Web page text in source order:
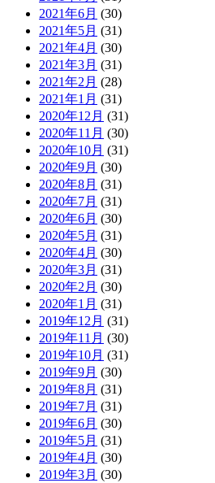
2021年6月 (30)
2021年5月 (31)
2021年4月 (30)
2021年3月 (31)
2021年2月 (28)
2021年1月 (31)
2020年12月 (31)
2020年11月 (30)
2020年10月 (31)
2020年9月 (30)
2020年8月 (31)
2020年7月 (31)
2020年6月 (30)
2020年5月 (31)
2020年4月 (30)
2020年3月 (31)
2020年2月 (30)
2020年1月 (31)
2019年12月 (31)
2019年11月 (30)
2019年10月 (31)
2019年9月 (30)
2019年8月 (31)
2019年7月 (31)
2019年6月 (30)
2019年5月 (31)
2019年4月 (30)
2019年3月 (30)